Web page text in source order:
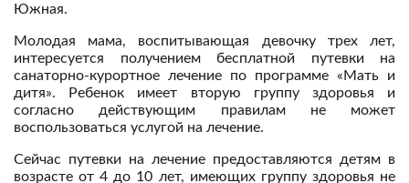
Южная.
Молодая мама, воспитывающая девочку трех лет,
интересуется получением бесплатной путевки на
санаторно-курортное лечение по программе «Мать и
дитя». Ребенок имеет вторую группу здоровья и
согласно действующим правилам не может
воспользоваться услугой на лечение.
Сейчас путевки на лечение предоставляются детям в
возрасте от 4 до 10 лет, имеющих группу здоровья не